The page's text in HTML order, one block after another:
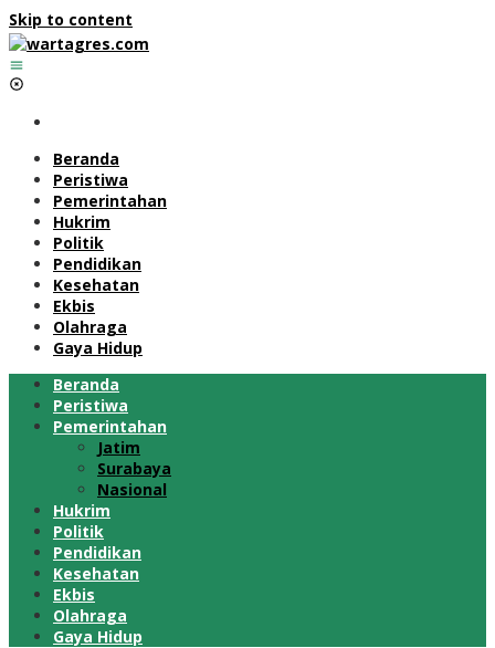
Skip to content
Beranda
Peristiwa
Pemerintahan
Hukrim
Politik
Pendidikan
Kesehatan
Ekbis
Olahraga
Gaya Hidup
Beranda
Peristiwa
Pemerintahan
Jatim
Surabaya
Nasional
Hukrim
Politik
Pendidikan
Kesehatan
Ekbis
Olahraga
Gaya Hidup